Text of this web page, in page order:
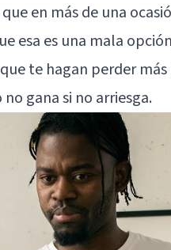
en más de una
esa es una mala
te hagan perder
gana si no arriesga.